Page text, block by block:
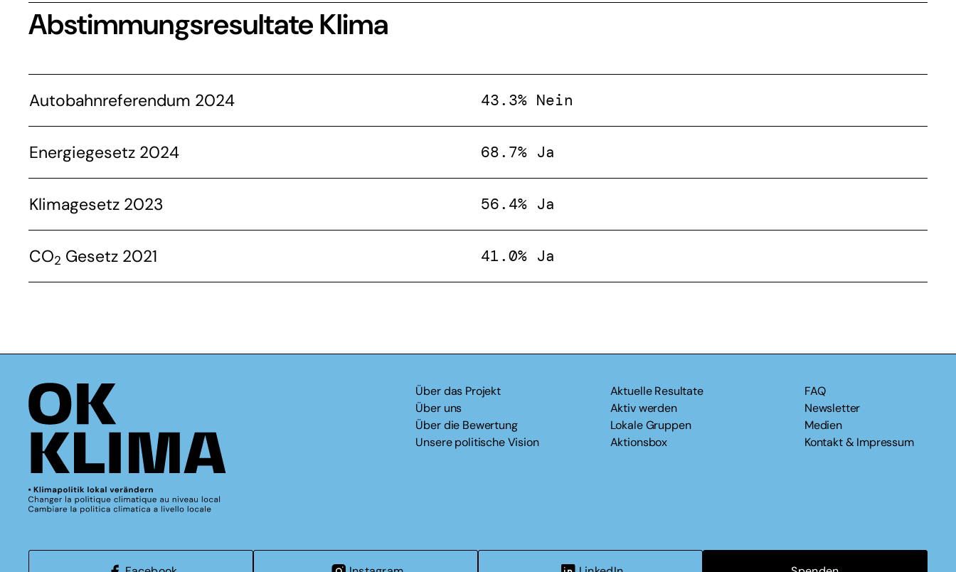
Abstimmungsresultate Klima
Autobahnreferendum 2024 43.3% Nein
Energiegesetz 2024 68.7% Ja
Klimagesetz 2023 56.4% Ja
CO2 Gesetz 2021 41.0% Ja
Über das Projekt
Über uns
Über die Bewertung
Unsere politische Vision
Aktuelle Resultate
Aktiv werden
Lokale Gruppen
Aktionsbox
FAQ
Newsletter
Medien
Kontakt & Impressum